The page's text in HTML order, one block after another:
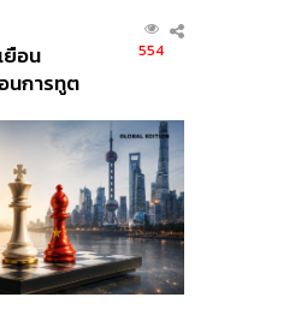
ยือน
นการทูต
–
554